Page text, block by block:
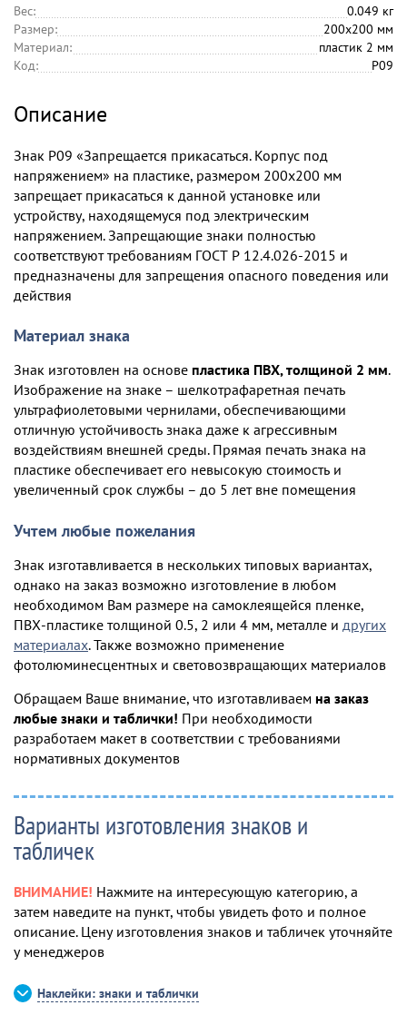
Вес:
0.049 кг
Размер:
200х200 мм
Материал:
пластик 2 мм
Код:
P09
Описание
Знак P09 «Запрещается прикасаться. Корпус под
напряжением» на пластике, размером 200х200 мм
запрещает прикасаться к данной установке или
устройству, находящемуся под электрическим
напряжением. Запрещающие знаки полностью
соответствуют требованиям ГОСТ Р 12.4.026-2015 и
предназначены для запрещения опасного поведения или
действия
Материал знака
Знак изготовлен на основе пластика ПВХ, толщиной 2 мм.
Изображение на знаке – шелкотрафаретная печать
ультрафиолетовыми чернилами, обеспечивающими
отличную устойчивость знака даже к агрессивным
воздействиям внешней среды. Прямая печать знака на
пластике обеспечивает его невысокую стоимость и
увеличенный срок службы – до 5 лет вне помещения
Учтем любые пожелания
Знак изготавливается в нескольких типовых вариантах,
однако на заказ возможно изготовление в любом
необходимом Вам размере на самоклеящейся пленке,
ПВХ-пластике толщиной 0.5, 2 или 4 мм, металле и других
материалах. Также возможно применение
фотолюминесцентных и световозвращающих материалов
Обращаем Ваше внимание, что изготавливаем на заказ
любые знаки и таблички! При необходимости
разработаем макет в соответствии с требованиями
нормативных документов
Варианты изготовления знаков и
табличек
ВНИМАНИЕ! Нажмите на интересующую категорию, а
затем наведите на пункт, чтобы увидеть фото и полное
описание. Цену изготовления знаков и табличек уточняйте
у менеджеров
Наклейки: знаки и таблички